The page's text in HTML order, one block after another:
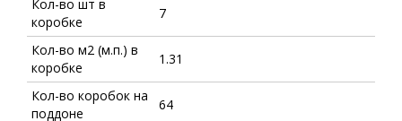
Кол-во шт в
коробке
7
Кол-во м2 (м.п.) в
коробке
1.31
Кол-во коробок на
поддоне
64